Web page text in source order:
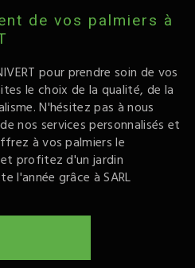
de vos palmiers à
pour prendre soin de vos
le choix de la qualité, de la
N'hésitez pas à nous
nos services personnalisés et
à vos palmiers le
profitez d'un jardin
l'année grâce à SARL